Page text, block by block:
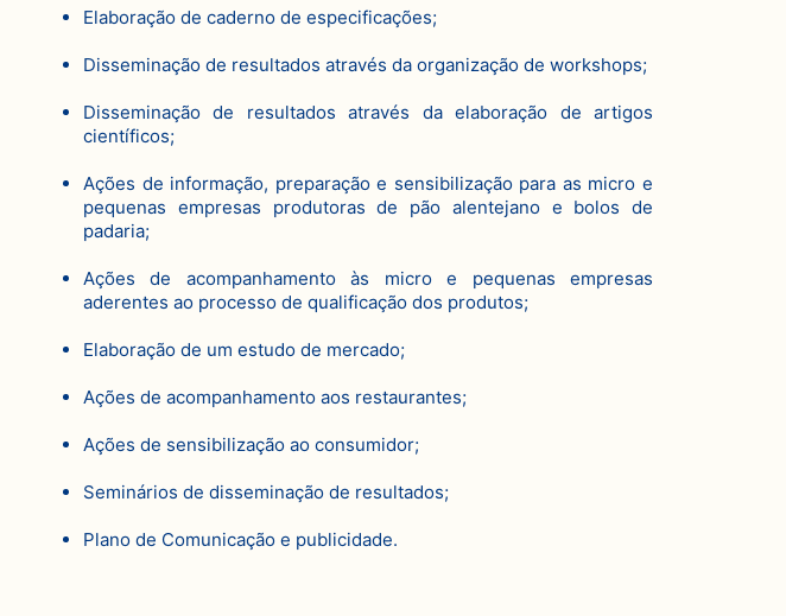
Elaboração de caderno de especificações;
Disseminação de resultados através da organização de workshops;
Disseminação de resultados através da elaboração de artigos
científicos;
Ações de informação, preparação e sensibilização para as micro e
pequenas empresas produtoras de pão alentejano e bolos de
padaria;
Ações de acompanhamento às micro e pequenas empresas
aderentes ao processo de qualificação dos produtos;
Elaboração de um estudo de mercado;
Ações de acompanhamento aos restaurantes;
Ações de sensibilização ao consumidor;
Seminários de disseminação de resultados;
Plano de Comunicação e publicidade.